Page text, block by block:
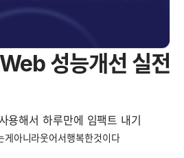
성능개선 실전
용해서 하루만에 임팩트 내기
게아니라웃어서행복한것이다